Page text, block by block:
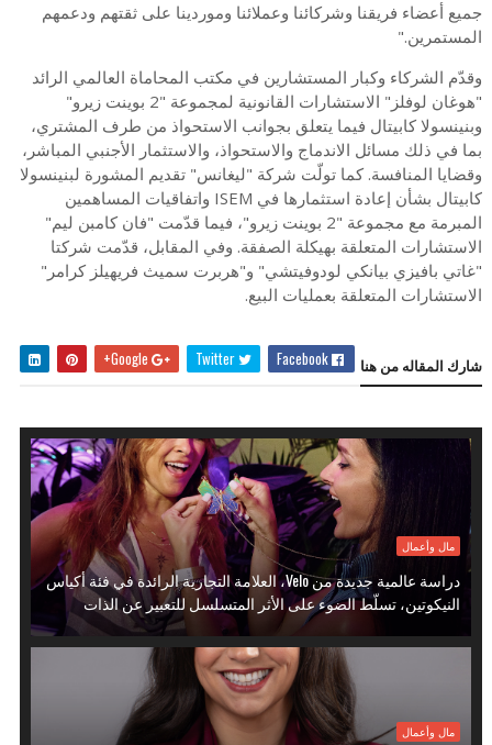
جميع أعضاء فريقنا وشركائنا وعملائنا وموردينا على ثقتهم ودعمهم
المستمرين."
وقدّم الشركاء وكبار المستشارين في مكتب المحاماة العالمي الرائد
"هوغان لوفلز" الاستشارات القانونية لمجموعة "2 بوينت زيرو"
وبنينسولا كابيتال فيما يتعلق بجوانب الاستحواذ من طرف المشتري،
بما في ذلك مسائل الاندماج والاستحواذ، والاستثمار الأجنبي المباشر،
وقضايا المنافسة. كما تولّت شركة "ليغانس" تقديم المشورة لبنينسولا
كابيتال بشأن إعادة استثمارها في ISEM واتفاقيات المساهمين
المبرمة مع مجموعة "2 بوينت زيرو"، فيما قدّمت "فان كامبن ليم"
الاستشارات المتعلقة بهيكلة الصفقة. وفي المقابل، قدّمت شركتا
"غاتي بافيزي بيانكي لودوفيتشي" و"هربرت سميث فريهيلز كرامر"
الاستشارات المتعلقة بعمليات البيع.
شارك المقاله من هنا Facebook
Twitter
مال وأعمال
دراسة عالمية جديدة من Velo، العلامة التجارية الرائدة في فئة أكياس
النيكوتين، تسلّط الضوء على الأثر المتسلسل للتعبير عن الذات
مال وأعمال